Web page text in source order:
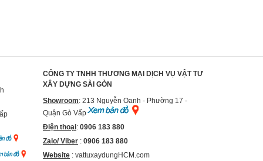
CÔNG TY TNHH THƯƠNG MẠI DỊCH VỤ VẬT TƯ
XÂY DỰNG SÀI GÒN
Showroom: 213 Nguyễn Oanh - Phường 17 -
Quận Gò Vấp
Điện thoại: 0906 183 880
Zalo/ Viber : 0906 183 880
Website : vattuxaydungHCM.com